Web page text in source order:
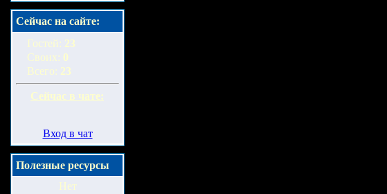
Сейчас на сайте:
Гостей: 23
Своих: 0
Всего: 23
Сейчас в чате:
Вход в чат
Полезные ресурсы
Нет